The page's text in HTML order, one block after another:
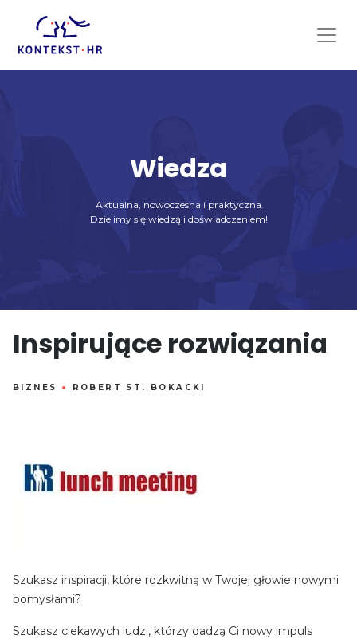
content
Wiedza
Aktualna, nowoczesna i praktyczna.
Dzielimy się wiedzą i doświadczeniem!
Inspirujące rozwiązania
BIZNES ● ROBERT ST. BOKACKI
Szukasz inspiracji, które rozkwitną w Twojej głowie nowymi
pomysłami?
Szukasz ciekawych ludzi, którzy dadzą Ci nowy impuls